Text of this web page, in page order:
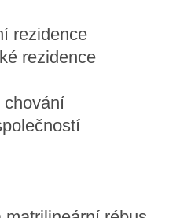
rezidence
rezidence
chování